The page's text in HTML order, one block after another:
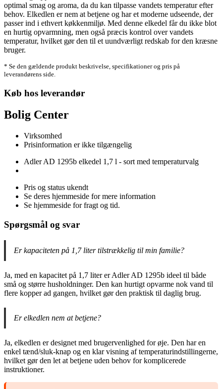
optimal smag og aroma, da du kan tilpasse vandets temperatur efter
behov. Elkedlen er nem at betjene og har et moderne udseende, der
passer ind i ethvert køkkenmiljø. Med denne elkedel får du ikke blot
en hurtig opvarmning, men også præcis kontrol over vandets
temperatur, hvilket gør den til et uundværligt redskab for den kræsne
bruger.
* Se den gældende produkt beskrivelse, specifikationer og pris på
leverandørens side.
Køb hos leverandør
Bolig Center
Virksomhed
Prisinformation er ikke tilgængelig
Adler AD 1295b elkedel 1,7 l - sort med temperaturvalg
Pris og status ukendt
Se deres hjemmeside for mere information
Se hjemmeside for fragt og tid.
Spørgsmål og svar
Er kapaciteten på 1,7 liter tilstrækkelig til min familie?
Ja, med en kapacitet på 1,7 liter er Adler AD 1295b ideel til både
små og større husholdninger. Den kan hurtigt opvarme nok vand til
flere kopper ad gangen, hvilket gør den praktisk til daglig brug.
Er elkedlen nem at betjene?
Ja, elkedlen er designet med brugervenlighed for øje. Den har en
enkel tænd/sluk-knap og en klar visning af temperaturindstillingerne,
hvilket gør den let at betjene uden behov for komplicerede
instruktioner.